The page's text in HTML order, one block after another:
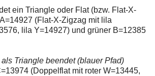
ein Triangle oder Flat (bzw. Flat-X-
(Flat-X-Zigzag mit lila
lila Y=14927) und grüner B=12385
Triangle beendet (blauer Pfad)
(Doppelflat mit roter W=13445,